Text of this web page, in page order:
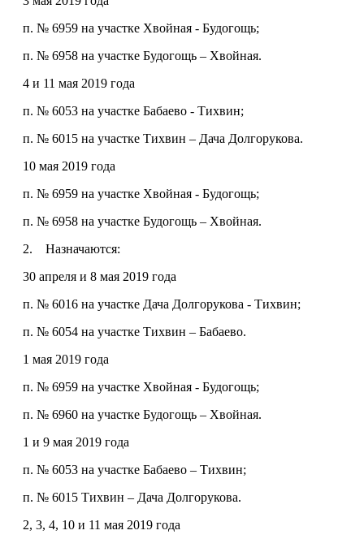
п. № 6959 на участке Хвойная - Будогощь;
п. № 6958 на участке Будогощь – Хвойная.
4 и 11 мая 2019 года
п. № 6053 на участке Бабаево - Тихвин;
п. № 6015 на участке Тихвин – Дача Долгорукова.
10 мая 2019 года
п. № 6959 на участке Хвойная - Будогощь;
п. № 6958 на участке Будогощь – Хвойная.
2. Назначаются:
30 апреля и 8 мая 2019 года
п. № 6016 на участке Дача Долгорукова - Тихвин;
п. № 6054 на участке Тихвин – Бабаево.
1 мая 2019 года
п. № 6959 на участке Хвойная - Будогощь;
п. № 6960 на участке Будогощь – Хвойная.
1 и 9 мая 2019 года
п. № 6053 на участке Бабаево – Тихвин;
п. № 6015 Тихвин – Дача Долгорукова.
2, 3, 4, 10 и 11 мая 2019 года